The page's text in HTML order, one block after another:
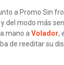
a Promo Sin
del modo más
mano a Volador,
de reeditar su